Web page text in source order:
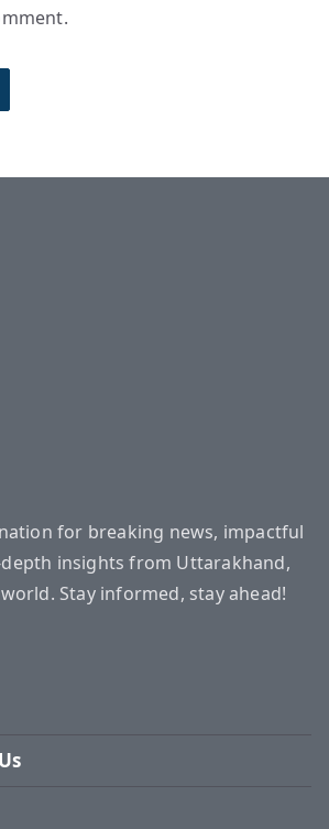
for breaking news, impactful
insights from Uttarakhand,
Stay informed, stay ahead!